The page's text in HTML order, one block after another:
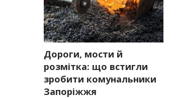
Дороги, мости й
розмітка: що встигли
зробити комунальники
Запоріжжя